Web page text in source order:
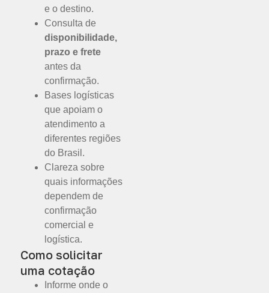
e o destino.
Consulta de
disponibilidade,
prazo e frete
antes da
confirmação.
Bases logísticas
que apoiam o
atendimento a
diferentes regiões
do Brasil.
Clareza sobre
quais informações
dependem de
confirmação
comercial e
logística.
Como solicitar
uma cotação
Informe onde o